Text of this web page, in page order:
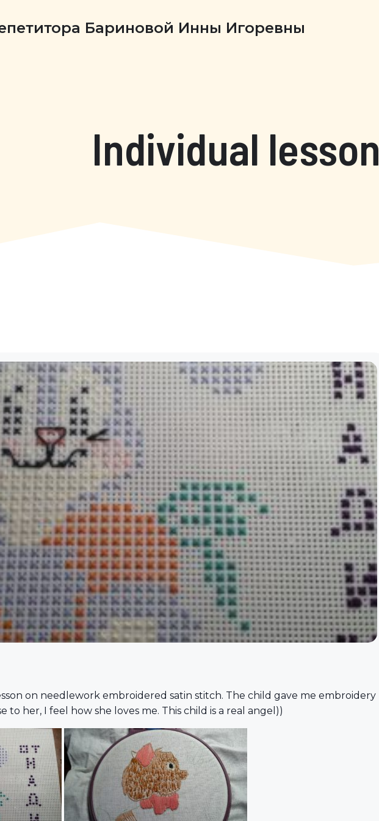
Бариновой Инны Игоревны
Individual lesson
on needlework embroidered satin stitch. The child gave me embroidery
to her, I feel how she loves me. This child is a real angel))